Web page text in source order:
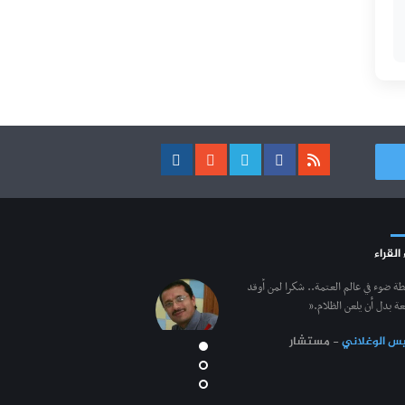
القراء
ضوء في عالم العتمة.. شكرا لمن أوقد
بدل أن يلعن الظلام.”
الوغلاني- مستشار